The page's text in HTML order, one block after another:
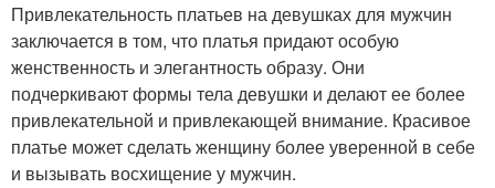
Привлекательность платьев на девушках для мужчин
заключается в том, что платья придают особую
женственность и элегантность образу. Они
подчеркивают формы тела девушки и делают ее более
привлекательной и привлекающей внимание. Красивое
платье может сделать женщину более уверенной в себе
и вызывать восхищение у мужчин.